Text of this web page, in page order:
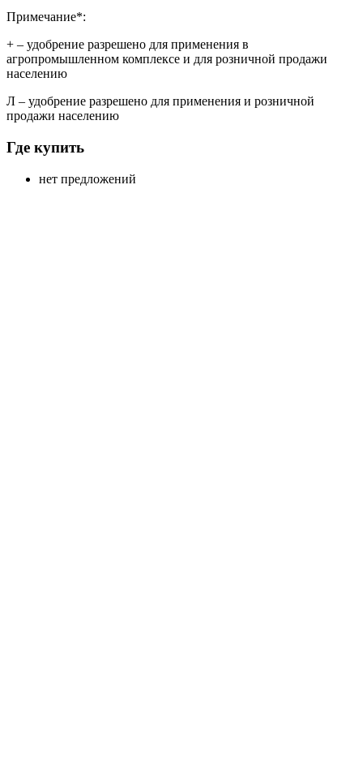
Примечание*:
+ – удобрение разрешено для применения в
агропромышленном комплексе и для розничной продажи
населению
Л – удобрение разрешено для применения и розничной
продажи населению
Где купить
нет предложений